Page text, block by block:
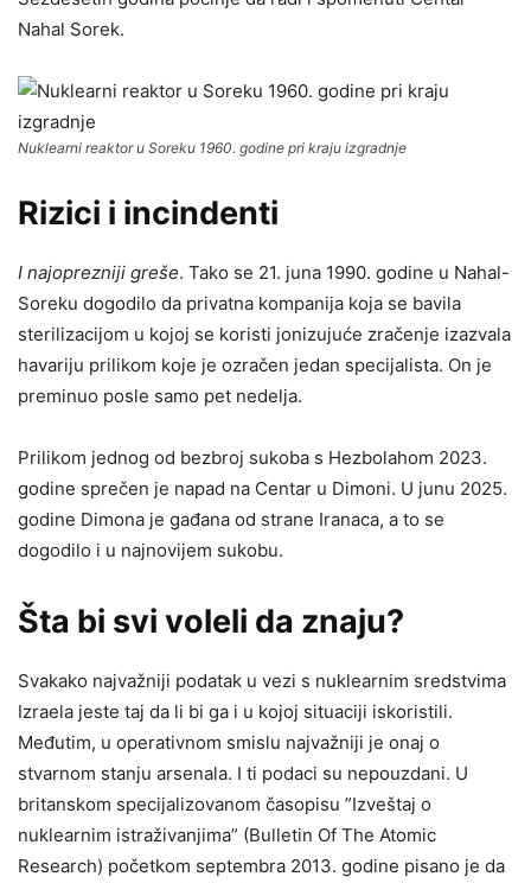
Nahal Sorek.
Nuklearni reaktor u Soreku 1960. godine pri kraju izgradnje
Rizici i incindenti
I najoprezniji greše. Tako se 21. juna 1990. godine u Nahal-
Soreku dogodilo da privatna kompanija koja se bavila
sterilizacijom u kojoj se koristi jonizujuće zračenje izazvala
havariju prilikom koje je ozračen jedan specijalista. On je
preminuo posle samo pet nedelja.
Prilikom jednog od bezbroj sukoba s Hezbolahom 2023.
godine sprečen je napad na Centar u Dimoni. U junu 2025.
godine Dimona je gađana od strane Iranaca, a to se
dogodilo i u najnovijem sukobu.
Šta bi svi voleli da znaju?
Svakako najvažniji podatak u vezi s nuklearnim sredstvima
Izraela jeste taj da li bi ga i u kojoj situaciji iskoristili.
Međutim, u operativnom smislu najvažniji je onaj o
stvarnom stanju arsenala. I ti podaci su nepouzdani. U
britanskom specijalizovanom časopisu ”Izveštaj o
nuklearnim istraživanjima” (Bulletin Of The Atomic
Research) početkom septembra 2013. godine pisano je da